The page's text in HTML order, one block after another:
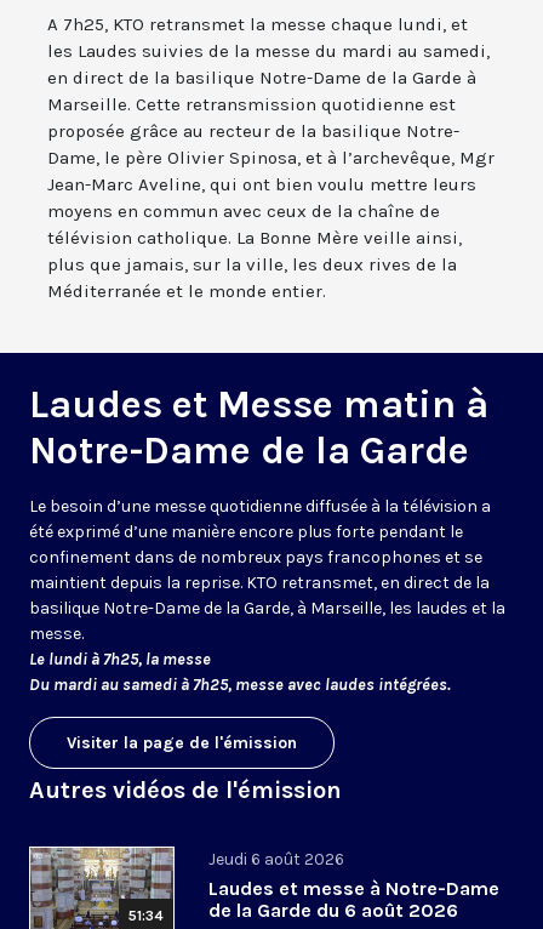
A 7h25, KTO retransmet la messe chaque lundi, et
les Laudes suivies de la messe du mardi au samedi,
en direct de la basilique Notre-Dame de la Garde à
Marseille. Cette retransmission quotidienne est
proposée grâce au recteur de la basilique Notre-
Dame, le père Olivier Spinosa, et à l’archevêque, Mgr
Jean-Marc Aveline, qui ont bien voulu mettre leurs
moyens en commun avec ceux de la chaîne de
télévision catholique. La Bonne Mère veille ainsi,
plus que jamais, sur la ville, les deux rives de la
Méditerranée et le monde entier.
Laudes et Messe matin à
Notre-Dame de la Garde
Le besoin d’une messe quotidienne diffusée à la télévision a
été exprimé d’une manière encore plus forte pendant le
confinement dans de nombreux pays francophones et se
maintient depuis la reprise. KTO retransmet, en direct de la
basilique Notre-Dame de la Garde, à Marseille, les laudes et la
messe.
Le lundi à 7h25, la messe
Du mardi au samedi à 7h25, messe avec laudes intégrées.
Visiter la page de l'émission
Autres vidéos de l'émission
51:34
Jeudi 6 août 2026
Laudes et messe à Notre-Dame
de la Garde du 6 août 2026